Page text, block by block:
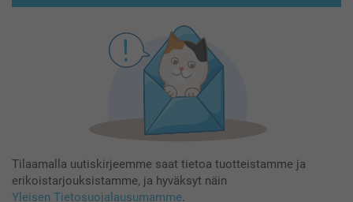
Tilaamalla uutiskirjeemme saat tietoa tuotteistamme ja
erikoistarjouksistamme, ja hyväksyt näin
Yleisen Tietosuojalausumamme.